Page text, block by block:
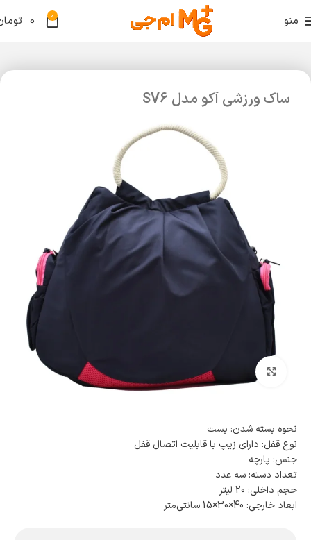
منو 0
0
ساک ورزشی آکو مدل SV6
بزرگنمایی تصویر
نحوه بسته شدن: بست
نوع قفل: دارای زیپ با قابلیت اتصال قفل
جنس: پارچه
تعداد دسته: سه عدد
حجم داخلی: 20 لیتر
ابعاد خارجی: 40×30×15 سانتی‌متر